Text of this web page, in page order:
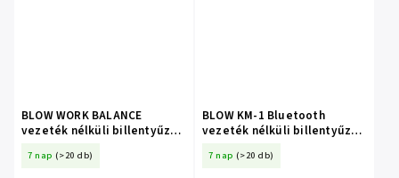
BLOW WORK BALANCE
vezeték nélküli billentyűzet
7 nap (>20 db)
BLOW KM-1 Bluetooth
vezeték nélküli billentyűzet
7 nap (>20 db)